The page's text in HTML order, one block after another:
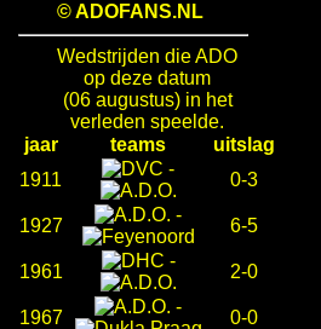
© ADOFANS.NL
Wedstrijden die ADO
op deze datum
(06 augustus) in het
verleden speelde.
jaar
teams
uitslag
1911
-
0-3
1927
-
6-5
1961
-
2-0
1967
-
0-0